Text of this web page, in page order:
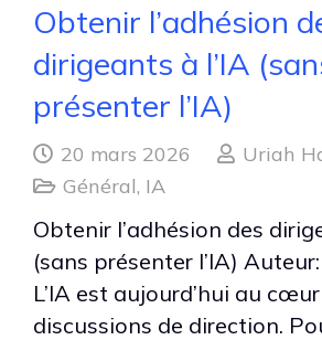
Obtenir l’adhésion
dirigeants à l’IA
présenter l’IA)
20 mars 2026
Uriah
Général, IA
Obtenir l’adhésion des
(sans présenter l’IA)
L’IA est aujourd’hui au
discussions de direction.